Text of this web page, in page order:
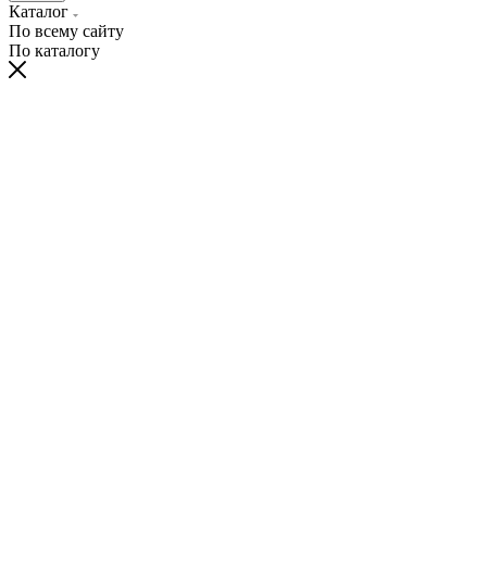
Каталог
По всему сайту
По каталогу